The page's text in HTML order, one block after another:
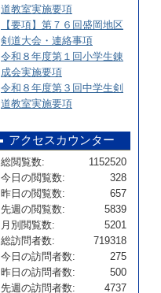
道教室実施要項
【要項】第７６回盛岡地区
剣道大会・連絡事項
令和８年度第１回小学生錬
成会実施要項
令和８年度第３回中学生剣
道教室実施要項
アクセスカウンター
1152520
総閲覧数:
328
今日の閲覧数:
657
昨日の閲覧数:
5839
先週の閲覧数:
5201
月別閲覧数:
719318
総訪問者数:
275
今日の訪問者数:
500
昨日の訪問者数:
4737
先週の訪問者数: